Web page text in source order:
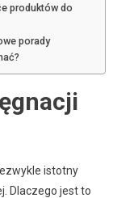
produktów do
porady
istotny
Dlaczego jest to